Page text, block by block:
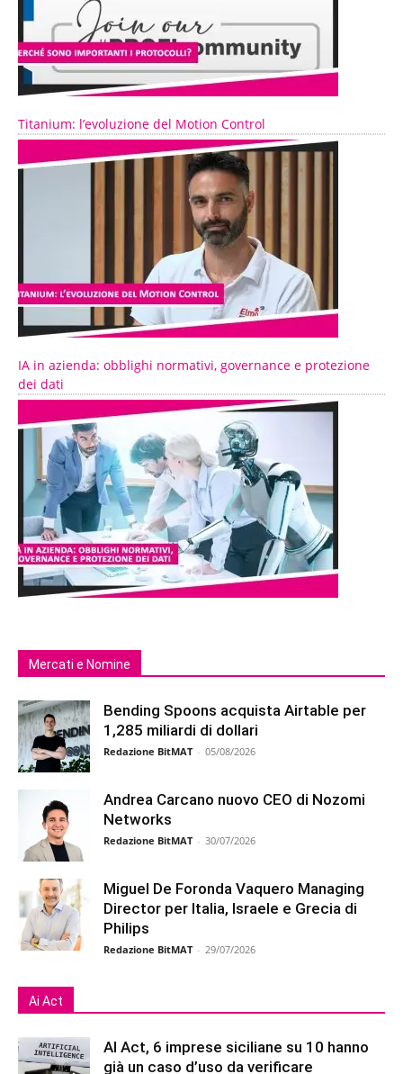
Titanium: l’evoluzione del Motion Control
IA in azienda: obblighi normativi, governance e protezione
dei dati
Mercati e Nomine
Bending Spoons acquista Airtable per
1,285 miliardi di dollari
Redazione BitMAT - 05/08/2026
Andrea Carcano nuovo CEO di Nozomi
Networks
Redazione BitMAT - 30/07/2026
Miguel De Foronda Vaquero Managing
Director per Italia, Israele e Grecia di
Philips
Redazione BitMAT - 29/07/2026
Ai Act
AI Act, 6 imprese siciliane su 10 hanno
già un caso d’uso da verificare